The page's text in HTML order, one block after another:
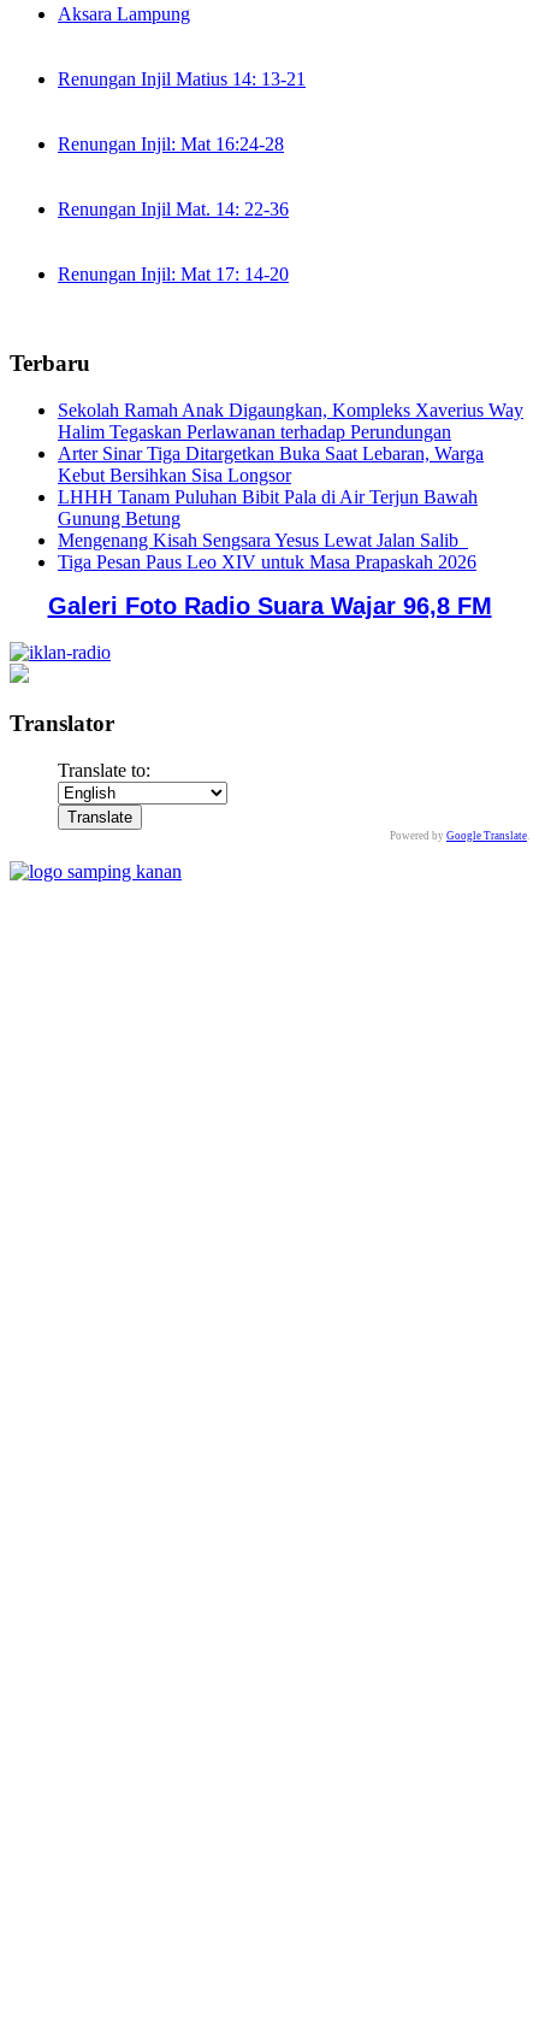
Aksara Lampung
Renungan Injil Matius 14: 13-21
Renungan Injil: Mat 16:24-28
Renungan Injil Mat. 14: 22-36
Renungan Injil: Mat 17: 14-20
Terbaru
Sekolah Ramah Anak Digaungkan, Kompleks Xaverius Way
Halim Tegaskan Perlawanan terhadap Perundungan
Arter Sinar Tiga Ditargetkan Buka Saat Lebaran, Warga
Kebut Bersihkan Sisa Longsor
LHHH Tanam Puluhan Bibit Pala di Air Terjun Bawah
Gunung Betung
Mengenang Kisah Sengsara Yesus Lewat Jalan Salib
Tiga Pesan Paus Leo XIV untuk Masa Prapaskah 2026
Galeri Foto Radio Suara Wajar 96,8 FM
Translator
Translate to:
Powered by Google Translate